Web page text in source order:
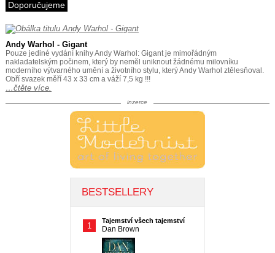
Doporučujeme
Andy Warhol - Gigant
Pouze jediné vydání knihy Andy Warhol: Gigant je mimořádným
nakladatelským počinem, který by neměl uniknout žádnému milovníku
moderního výtvarného umění a životního stylu, který Andy Warhol ztělesňoval.
Obří svazek měří 43 x 33 cm a váží 7,5 kg !!!
…čtěte více.
inzerce